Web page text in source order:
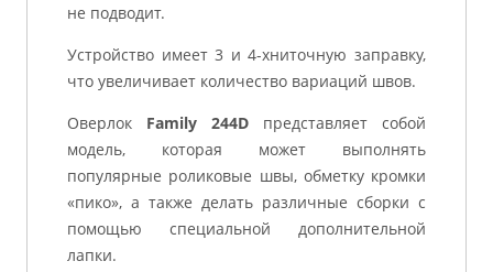
не подводит.
Устройство имеет 3 и 4-хниточную заправку,
что увеличивает количество вариаций швов.
Оверлок Family 244D представляет собой
модель, которая может выполнять
популярные роликовые швы, обметку кромки
«пико», а также делать различные сборки с
помощью специальной дополнительной
лапки.